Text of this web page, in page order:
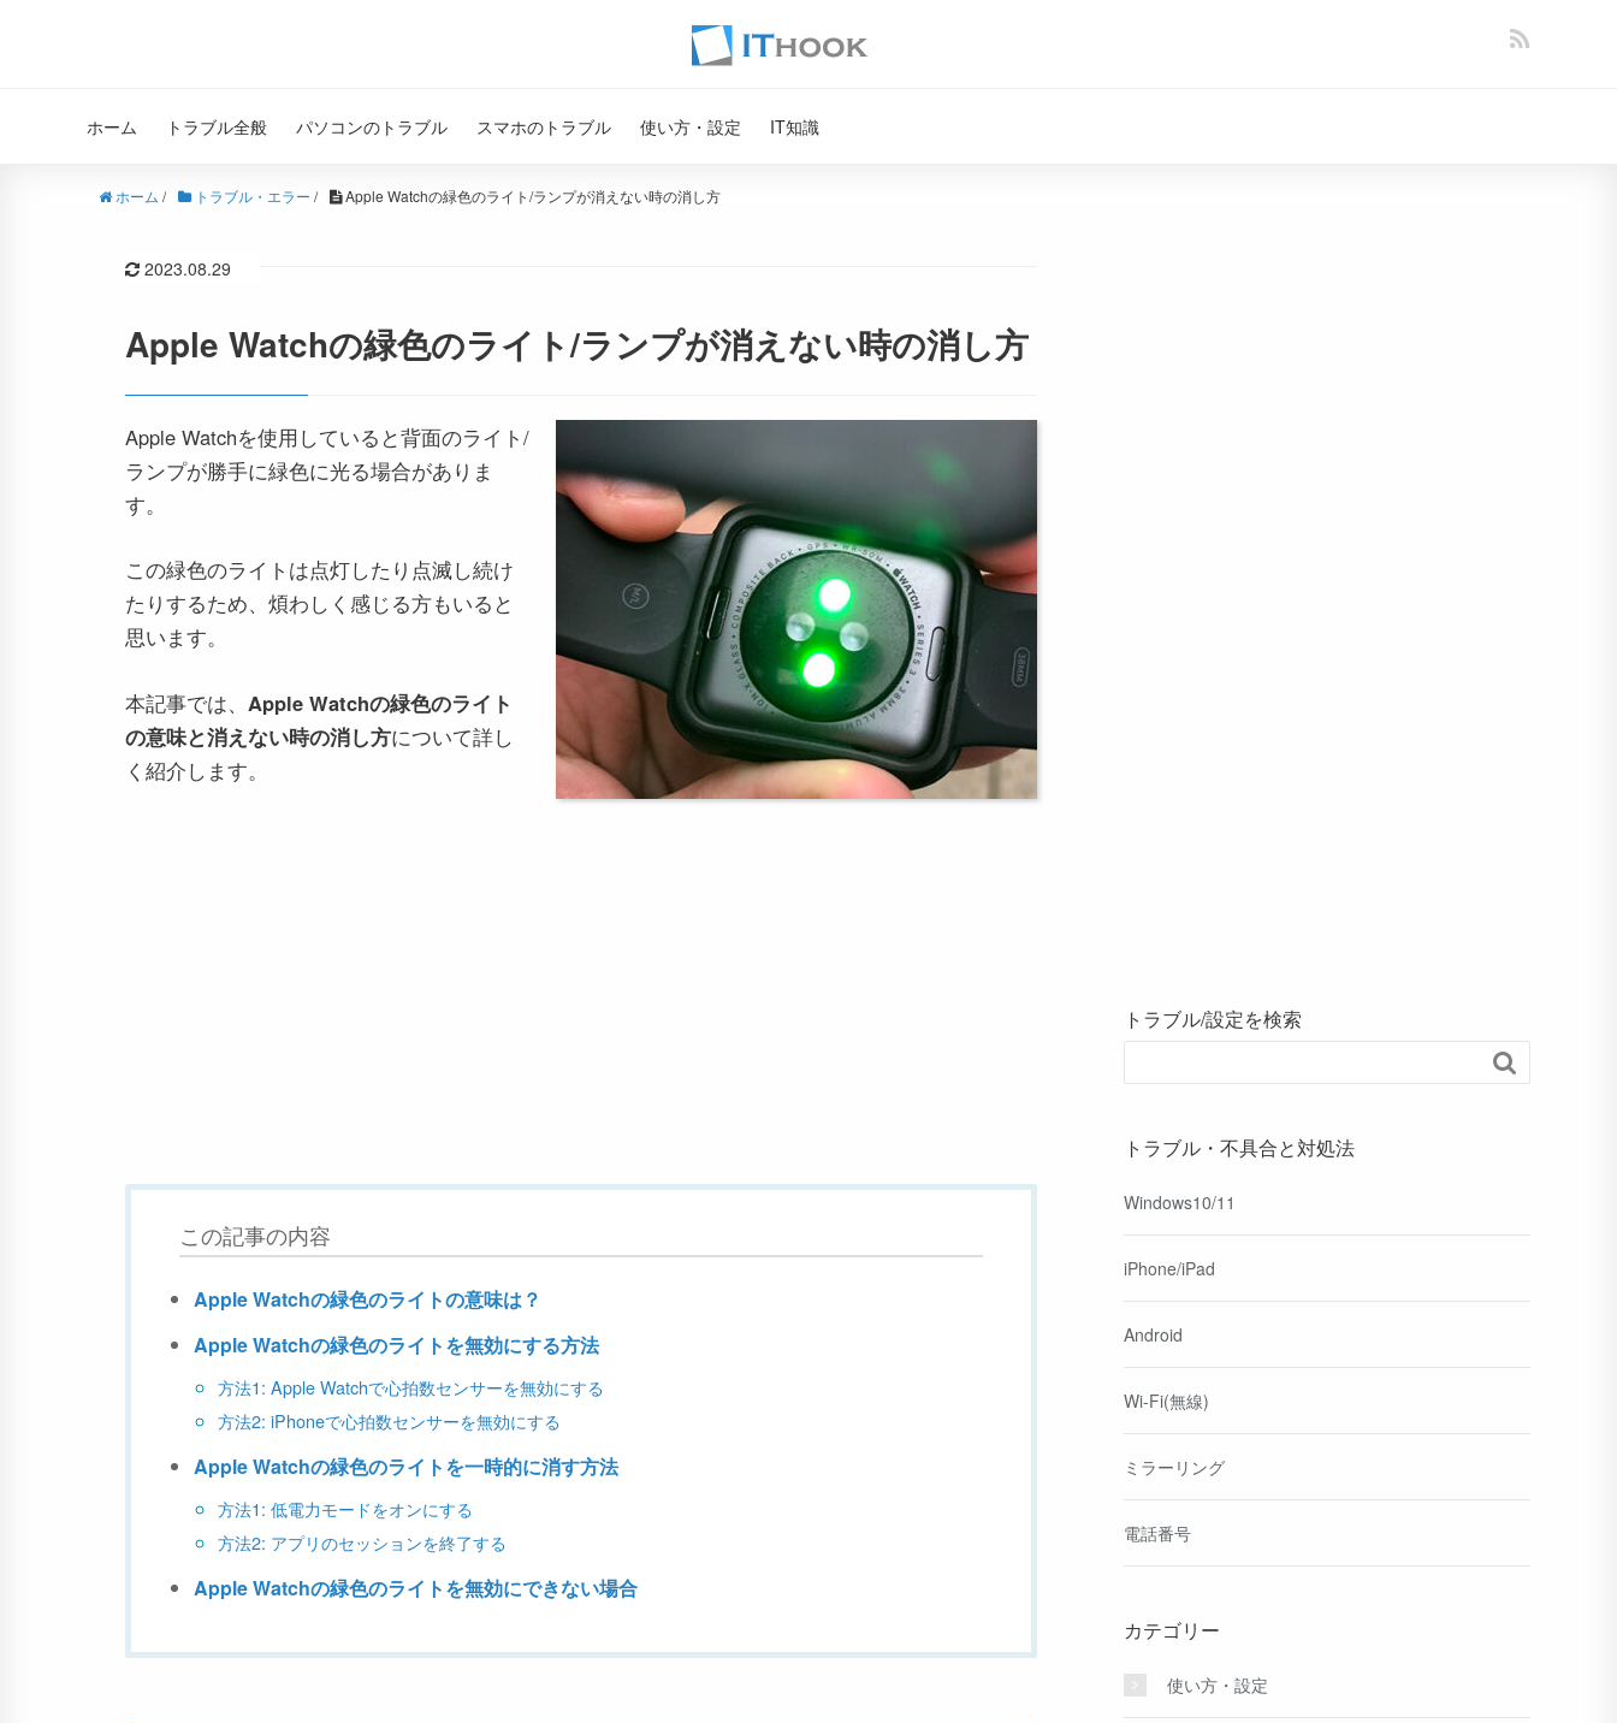
ホーム トラブル全般 パソコンのトラブル スマホのトラブル 使い方・設定 IT知識
ホーム / トラブル・エラー / Apple Watchの緑色のライト/ランプが消えない時の消し方
2023.08.29
Apple Watchの緑色のライト/ランプが消えない時の消し方
Apple Watchを使用していると背面のライト/
ランプが勝手に緑色に光る場合がありま
す。
この緑色のライトは点灯したり点滅し続け
たりするため、煩わしく感じる方もいると
思います。
本記事では、 Apple Watchの緑色のライト
の意味と消えない時の消し方について詳し
く紹介します。
この記事の内容
Apple Watchの緑色のライトの意味は？
Apple Watchの緑色のライトを無効にする方法
方法1: Apple Watchで心拍数センサーを無効にする
方法2: iPhoneで心拍数センサーを無効にする
Apple Watchの緑色のライトを一時的に消す方法
方法1: 低電力モードをオンにする
方法2: アプリのセッションを終了する
Apple Watchの緑色のライトを無効にできない場合
トラブル/設定を検索

トラブル・不具合と対処法
Windows10/11
iPhone/iPad
Android
Wi-Fi(無線)
ミラーリング
電話番号
カテゴリー
使い方・設定